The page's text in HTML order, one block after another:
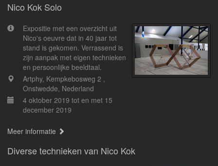
Nico Kok Solo
Expositie met een overzicht uit
Nico's oeuvre dat in 40 jaar tot
stand is gekomen. Verrassend is
zijn aanpak met eigen technieken
en persoonlijke beeldtaal.
Artphy, Kempkebosweg 2 ,
Onstwedde, Nederland
4 oktober 2019 tot en met 15
december 2019
Meer informatie
Diverse technieken van Nico Kok